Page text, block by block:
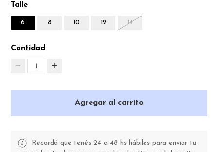
Talle
6 8 10 12 14
Cantidad
1
Agregar al carrito
Recordá que tenés 24 a 48 hs hábiles para enviar tu